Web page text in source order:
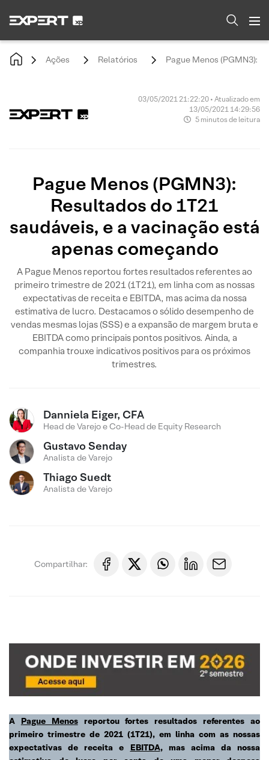
Ações Relatórios Pague Menos (PGMN3):
03/05/2021 21:22:20 • Atualizado em
13/05/2021 14:29:56
5 minutos de leitura
Pague Menos (PGMN3):
Resultados do 1T21
saudáveis, e a vacinação está
apenas começando
A Pague Menos reportou fortes resultados referentes ao
primeiro trimestre de 2021 (1T21), em linha com as nossas
expectativas de receita e EBITDA, mas acima da nossa
estimativa de lucro. Destacamos o sólido desempenho de
vendas mesmas lojas (SSS) e a expansão de margem bruta e
EBITDA como principais pontos positivos. Ainda, a
companhia trouxe indicativos positivos para os próximos
trimestres.
Danniela Eiger, CFA
Head de Varejo e Co-Head de Equity Research
Gustavo Senday
Analista de Varejo
Thiago Suedt
Analista de Varejo
Compartilhar:
A Pague Menosreportou fortes resultados referentes ao
primeiro trimestre de 2021 (1T21), em linha com as nossas
expectativas de receita e EBITDA, mas acima da nossa